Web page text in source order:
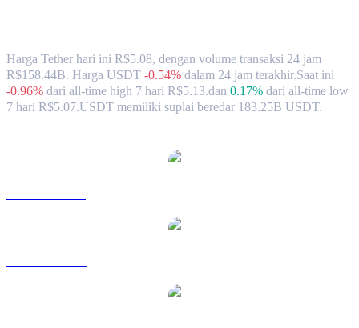
Harga Tether hari ini R$5.08, dengan volume transaksi 24 jam
R$158.44B. Harga USDT -0.54% dalam 24 jam terakhir.Saat ini
-0.96% dari all-time high 7 hari R$5.13.dan 0.17% dari all-time low
7 hari R$5.07.USDT memiliki suplai beredar 183.25B USDT.